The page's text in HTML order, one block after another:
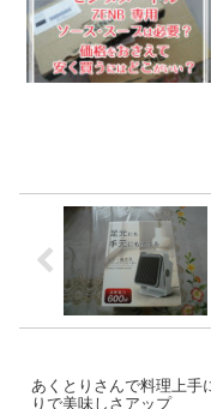
あくとりさんで料理上手
りで美味しさアップ